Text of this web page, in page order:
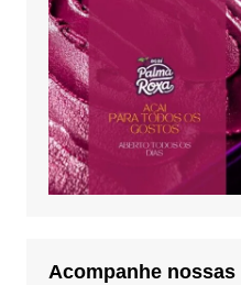
Acompanhe